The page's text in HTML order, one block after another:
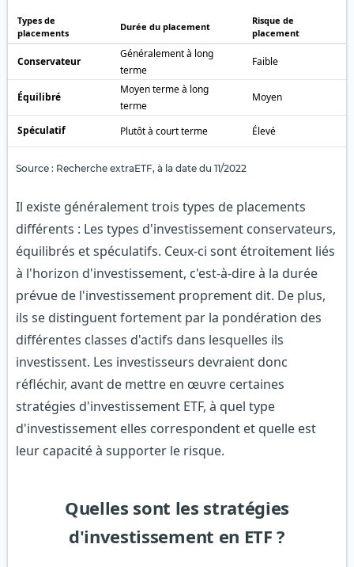
Types de
placements
Durée du placement
Risque de
placement
Conservateur
Généralement à long
terme
Faible
Équilibré
Moyen terme à long
terme
Moyen
Spéculatif Plutôt à court terme Élevé
Source : Recherche extraETF, à la date du 11/2022
Il existe généralement trois types de placements
différents : Les types d'investissement conservateurs,
équilibrés et spéculatifs. Ceux-ci sont étroitement liés
à l'horizon d'investissement, c'est-à-dire à la durée
prévue de l'investissement proprement dit. De plus,
ils se distinguent fortement par la pondération des
différentes classes d'actifs dans lesquelles ils
investissent. Les investisseurs devraient donc
réfléchir, avant de mettre en œuvre certaines
stratégies d'investissement ETF, à quel type
d'investissement elles correspondent et quelle est
leur capacité à supporter le risque.
Quelles sont les stratégies
d'investissement en ETF ?